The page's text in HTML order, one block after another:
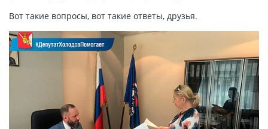
Вот такие вопросы, вот такие ответы, друзья.